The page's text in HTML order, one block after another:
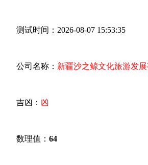
测试时间：2026-08-07 15:53:35
公司名称： 新疆沙之鲸文化旅游发展
吉凶： 凶
数理值： 64